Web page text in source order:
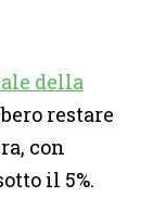
della
restare
con
il 5%.